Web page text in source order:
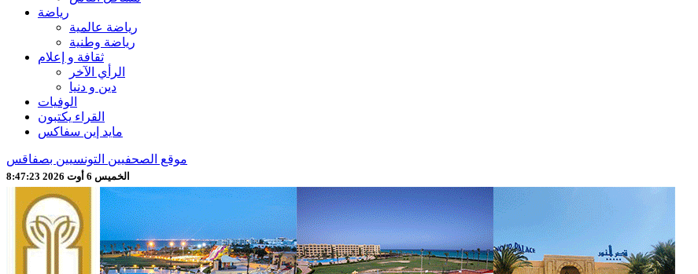
رياضة
رياضة عالمية
رياضة وطنية
ثقافة و إعلام
الرأي الآخر
دين و دنيا
الوفيات
القراء يكتبون
مايد إين سفاكس
موقع الصحفيين التونسيين بصفاقس
الخميس 6 أوت 2026 8:47:25